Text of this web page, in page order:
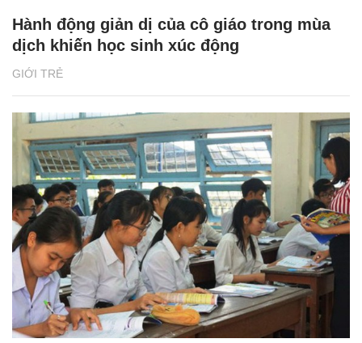
GIỚI TRẺ
Hành động giản dị của cô giáo trong mùa
dịch khiến học sinh xúc động